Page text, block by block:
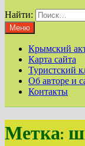
Найти:
Меню
Крымский
Карта сайта
Туристский
Об авторе и
Контакты
Метка: